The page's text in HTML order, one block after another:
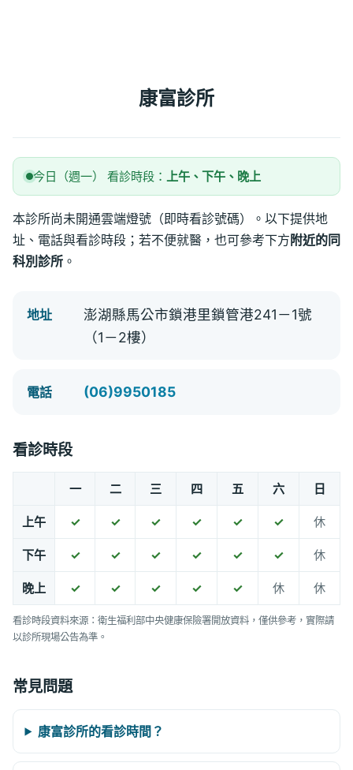
康富診所
今日（週一） 看診時段： 上午、下午、晚上
本診所尚未開通雲端燈號（即時看診號碼）。以下提供地
址、電話與看診時段；若不便就醫，也可參考下方 附近的同
科別診所 。
地址
澎湖縣馬公市鎖港里鎖管港241－1號
（1－2樓）
電話 (06)9950185
看診時段
一 二 三 四 五 六 日
上午 ✓ ✓ ✓ ✓ ✓ ✓ 休
下午 ✓ ✓ ✓ ✓ ✓ ✓ 休
晚上 ✓ ✓ ✓ ✓ ✓ 休 休
看診時段資料來源：衛生福利部中央健康保險署開放資料，僅供參考，實際請
以診所現場公告為準。
常見問題
康富診所的看診時間？